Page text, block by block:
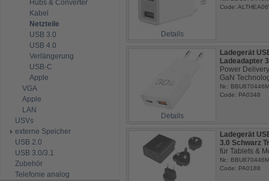
Hubs & Converter
Kabel
Netzteile
USB 3.0
USB 4.0
Verlängerung
USB-C
Apple
VGA
Apple
LAN
USVs
externe Speicher
USB 2.0
USB 3.0/3.1
Zubehör
Telefonie analog
Details
Code:
Details
Ladegerät
Ladeadapter
Power
GaN
Nr.:
Code: PA0348
Ladegerät
3.0 Schwarz
für Tablets &
Nr.:
Code: PA0188